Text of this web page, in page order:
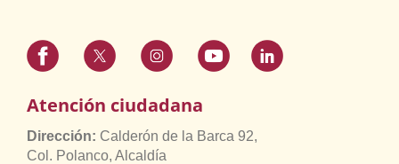
Atención ciudadana
Dirección: Calderón de la Barca 92,
Col. Polanco, Alcaldía